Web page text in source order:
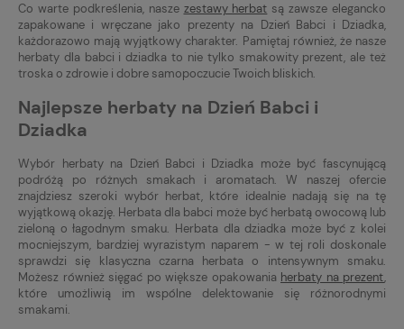
Co warte podkreślenia, nasze zestawy herbat są zawsze elegancko
zapakowane i wręczane jako prezenty na Dzień Babci i Dziadka,
każdorazowo mają wyjątkowy charakter. Pamiętaj również, że nasze
herbaty dla babci i dziadka to nie tylko smakowity prezent, ale też
troska o zdrowie i dobre samopoczucie Twoich bliskich.
Najlepsze herbaty na Dzień Babci i
Dziadka
Wybór herbaty na Dzień Babci i Dziadka może być fascynującą
podróżą po różnych smakach i aromatach. W naszej ofercie
znajdziesz szeroki wybór herbat, które idealnie nadają się na tę
wyjątkową okazję. Herbata dla babci może być herbatą owocową lub
zieloną o łagodnym smaku. Herbata dla dziadka może być z kolei
mocniejszym, bardziej wyrazistym naparem - w tej roli doskonale
sprawdzi się klasyczna czarna herbata o intensywnym smaku.
Możesz również sięgać po większe opakowania herbaty na prezent,
które umożliwią im wspólne delektowanie się różnorodnymi
smakami.